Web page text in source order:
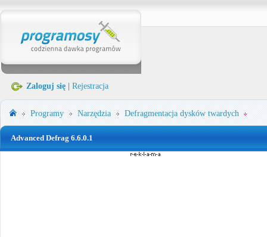
Zaloguj się Rejestracja
Programy Narzędzia Defragmentacja dysków twardych
Advanced Defrag 6.6.0.1